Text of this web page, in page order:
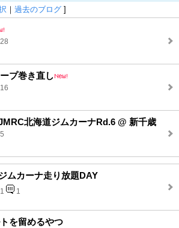
｜ 過去のブログ ]
プ巻き直し
北海道ジムカーナRd.6 @ 新千歳
ムカーナ走り放題DAY
1
を留めるやつ